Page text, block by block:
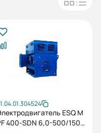
ESQ M
400-SDN 6,0-500/1500